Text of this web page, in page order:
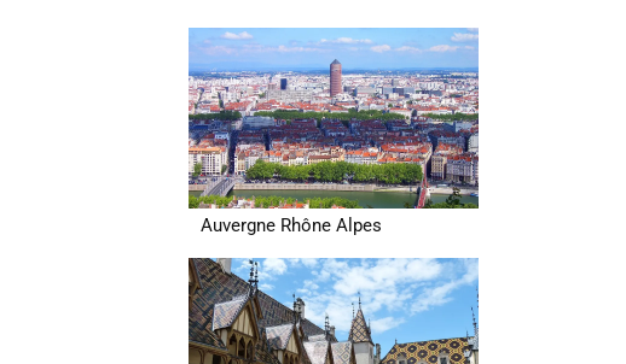
Auvergne Rhône Alpes